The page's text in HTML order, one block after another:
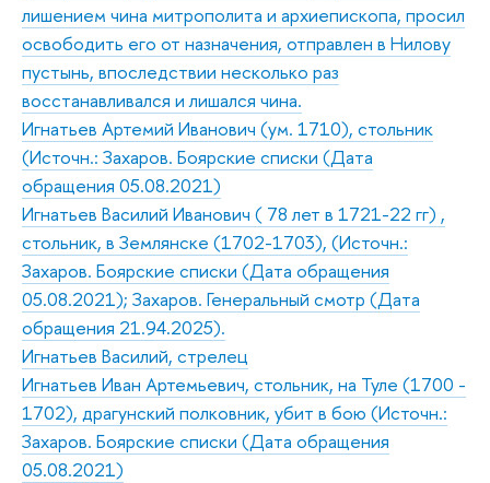
лишением чина митрополита и архиепископа, просил
освободить его от назначения, отправлен в Нилову
пустынь, впоследствии несколько раз
восстанавливался и лишался чина.
Игнатьев Артемий Иванович (ум. 1710), стольник
(Источн.: Захаров. Боярские списки (Дата
обращения 05.08.2021)
Игнатьев Василий Иванович ( 78 лет в 1721-22 гг) ,
стольник, в Землянске (1702-1703), (Источн.:
Захаров. Боярские списки (Дата обращения
05.08.2021); Захаров. Генеральный смотр (Дата
обращения 21.94.2025).
Игнатьев Василий, стрелец
Игнатьев Иван Артемьевич, стольник, на Туле (1700 -
1702), драгунский полковник, убит в бою (Источн.:
Захаров. Боярские списки (Дата обращения
05.08.2021)